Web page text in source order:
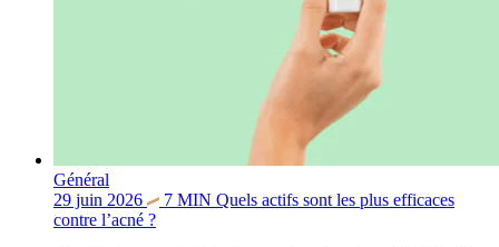
Général
29 juin 2026
7 MIN Quels actifs sont les plus efficaces
contre l’acné ?